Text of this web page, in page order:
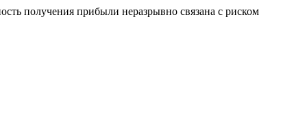
получения прибыли неразрывно связана с риском